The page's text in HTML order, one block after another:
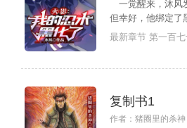
一觉醒来，沐
但幸好，他绑定了
最新章节 第一百
复制书1
作者：猪圈里的杀神